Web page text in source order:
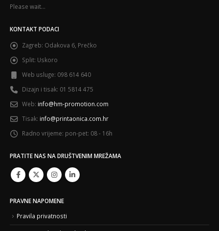
Please wait...
KONTAKT PODACI
Zagreb: Odakova 6, Prečko
Split: Uskoro
Web usluge: 098 614 640
Dizajn i tisak: 01 5814 475
Web: info@hm-promotion.com
Tisak: info@printaonica.com.hr
Radno vrijeme: pon-pet: 08 - 16h
PRATITE NAS NA DRUŠTVENIM MREŽAMA
PRAVNE NAPOMENE
Pravila privatnosti